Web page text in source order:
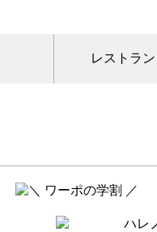
レストラ